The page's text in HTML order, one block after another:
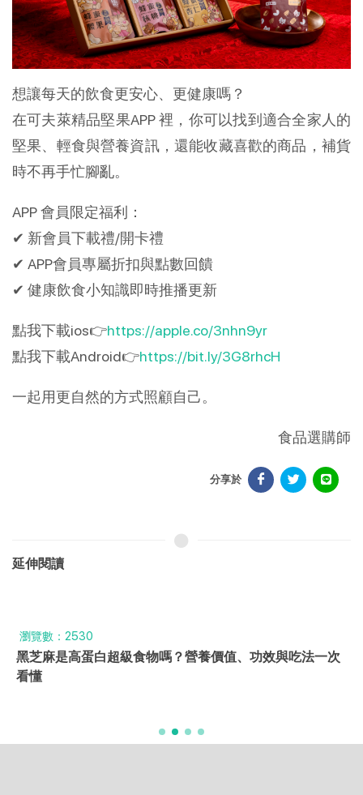
想讓每天的飲食更安心、更健康嗎？
在可夫萊精品堅果APP 裡，你可以找到適合全家人的
堅果、輕食與營養資訊，還能收藏喜歡的商品，補貨
時不再手忙腳亂。
APP 會員限定福利：
✔ 新會員下載禮/開卡禮
✔ APP會員專屬折扣與點數回饋
✔ 健康飲食小知識即時推播更新
點我下載ios👉https://apple.co/3nhn9yr
點我下載Android👉https://bit.ly/3G8rhcH
一起用更自然的方式照顧自己。
食品選購師
分享於
延伸閱讀
瀏覽數：2530
黑芝麻是高蛋白超級食物嗎？營養價值、功效與吃法一次
看懂